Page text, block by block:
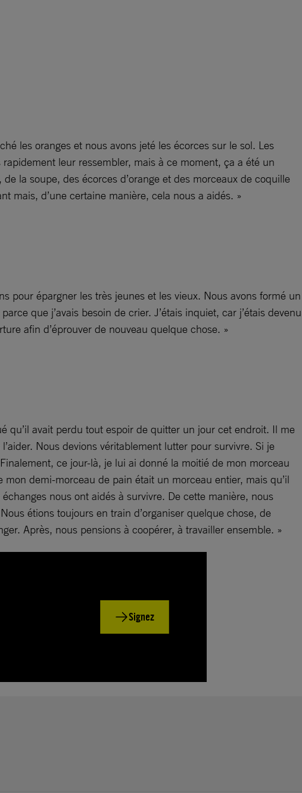
les oranges et nous avons jeté les écorces sur le sol. Les
leur ressembler, mais à ce moment, ça a été un
la soupe, des écorces d’orange et des morceaux de coquille
mais, d’une certaine manière, cela nous a aidés. »
pour épargner les très jeunes et les vieux. Nous avons formé un
que j’avais besoin de crier. J’étais inquiet, car j’étais devenu
afin d’éprouver de nouveau quelque chose. »
qu’il avait perdu tout espoir de quitter un jour cet endroit. Il me
Nous devions véritablement lutter pour survivre. Si je
ce jour-là, je lui ai donné la moitié de mon morceau
demi-morceau de pain était un morceau entier, mais qu’il
nous ont aidés à survivre. De cette manière, nous
étions toujours en train d’organiser quelque chose, de
Après, nous pensions à coopérer, à travailler ensemble. »
Signez